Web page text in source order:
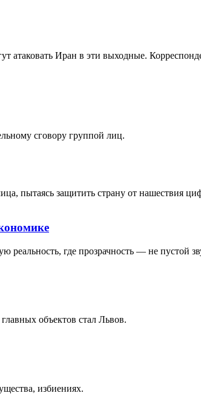
Иран в эти выходные.
сговору группой лиц.
пытаясь защитить страну от нашествия
реальность, где прозрачность — не пустой
объектов стал Львов.
избиениях.